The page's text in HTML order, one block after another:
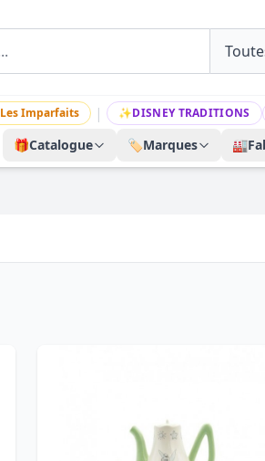
Les Imparfaits | ✨DISNEY TRADITIONS
🎁Catalogue 🏷️Marques 🏭